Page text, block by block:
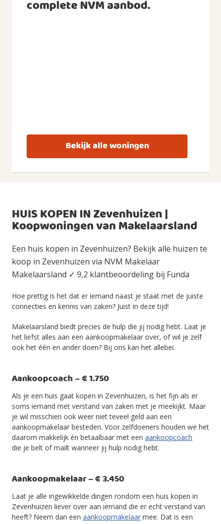
complete NVM aanbod.
Bekijk alle woningen
HUIS KOPEN IN Zevenhuizen |
Koopwoningen van Makelaarsland
Een huis kopen in Zevenhuizen? Bekijk alle huizen te
koop in Zevenhuizen via NVM Makelaar
Makelaarsland ✓ 9,2 klantbeoordeling bij Funda
Hoe prettig is het dat er iemand naast je staat met de juiste
connecties en kennis van zaken? Juist in deze tijd!
Makelaarsland biedt precies de hulp die jij nodig hebt. Laat je
het liefst alles aan een aankoopmakelaar over, of wil je zelf
ook het één en ander doen? Bij ons kan het allebei.
Aankoopcoach – € 1.750
Als je een huis gaat kopen in Zevenhuizen, is het fijn als er
soms iemand met verstand van zaken met je meekijkt. Maar
je wil misschien ook weer niet teveel geld aan een
aankoopmakelaar besteden. Voor zelfdoeners houden we het
daarom makkelijk én betaalbaar met een aankoopcoach
die je belt of mailt wanneer jij hulp nodig hebt.
Aankoopmakelaar – € 3.450
Laat je alle ingewikkelde dingen rondom een huis kopen in
Zevenhuizen liever over aan iemand die er echt verstand van
heeft? Neem dan een aankoopmakelaar mee. Dat is een